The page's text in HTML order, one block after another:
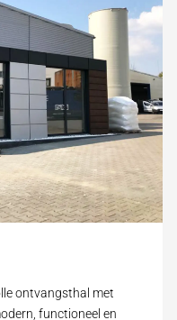
ontvangsthal met
functioneel en